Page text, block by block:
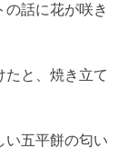
話に花が咲き
たと、焼き立て
い五平餅の匂い